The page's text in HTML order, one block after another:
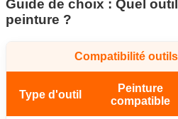
Guide de choix : Quel
peinture ?
Compatibilité
Type d'outil
Peinture
compatible